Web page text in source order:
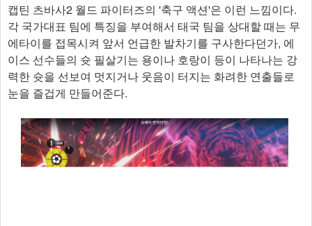
캡틴 츠바사2 월드 파이터즈의 '축구 액션'은 이런 느낌이다.
각 국가대표 팀에 특징을 부여해서 태국 팀을 상대할 때는 무
에타이를 접목시켜 앞서 언급한 발차기를 구사한다던가, 에
이스 선수들의 슛 필살기는 용이나 호랑이 등이 나타나는 강
력한 슛을 선보여 멋지거나 웃음이 터지는 화려한 연출들로
눈을 즐겁게 만들어준다.